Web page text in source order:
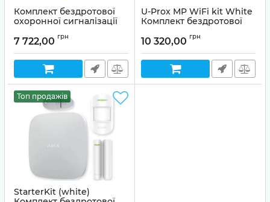
Комплект бездротової
охоронної сигналізації
White
Артикул: 99-00019375
7 722,00 грн
U-Prox MP WiFi kit White
Комплект бездротової
Артикул: 99-00013507
10 320,00 грн
Топ продажів
StarterKit (white)